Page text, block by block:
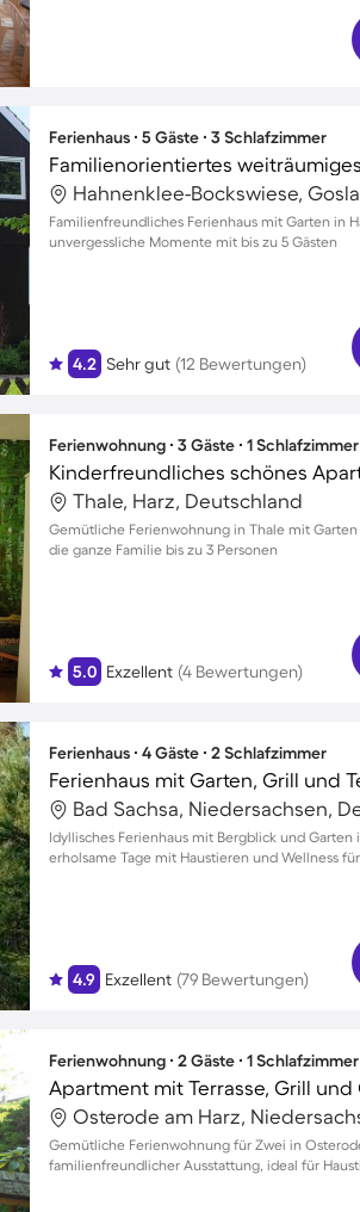
Ferienhaus ∙ 5 Gäste ∙ 3 Schlafzimmer
Hahnenklee-Bockswiese,
Familienfreundliches Ferienhaus mit Garten in
unvergessliche Momente mit bis zu 5 Gästen
4.2 Sehr gut (12 Bewertungen)
Ferienwohnung ∙ 3 Gäste ∙ 1 Schlafzimmer
Thale, Harz, Deutschland
Gemütliche Ferienwohnung in Thale mit
die ganze Familie bis zu 3 Personen
5.0 Exzellent (4 Bewertungen)
Ferienhaus ∙ 4 Gäste ∙ 2 Schlafzimmer
Ferienhaus mit Garten, Grill und
Bad Sachsa, Niedersachsen,
Idyllisches Ferienhaus mit Bergblick und Garten
erholsame Tage mit Haustieren und Wellness
4.9 Exzellent (79 Bewertungen)
Ferienwohnung ∙ 2 Gäste ∙ 1 Schlafzimmer
Apartment mit Terrasse, Grill und
Osterode am Harz,
Gemütliche Ferienwohnung für Zwei in
familienfreundlicher Ausstattung, ideal für